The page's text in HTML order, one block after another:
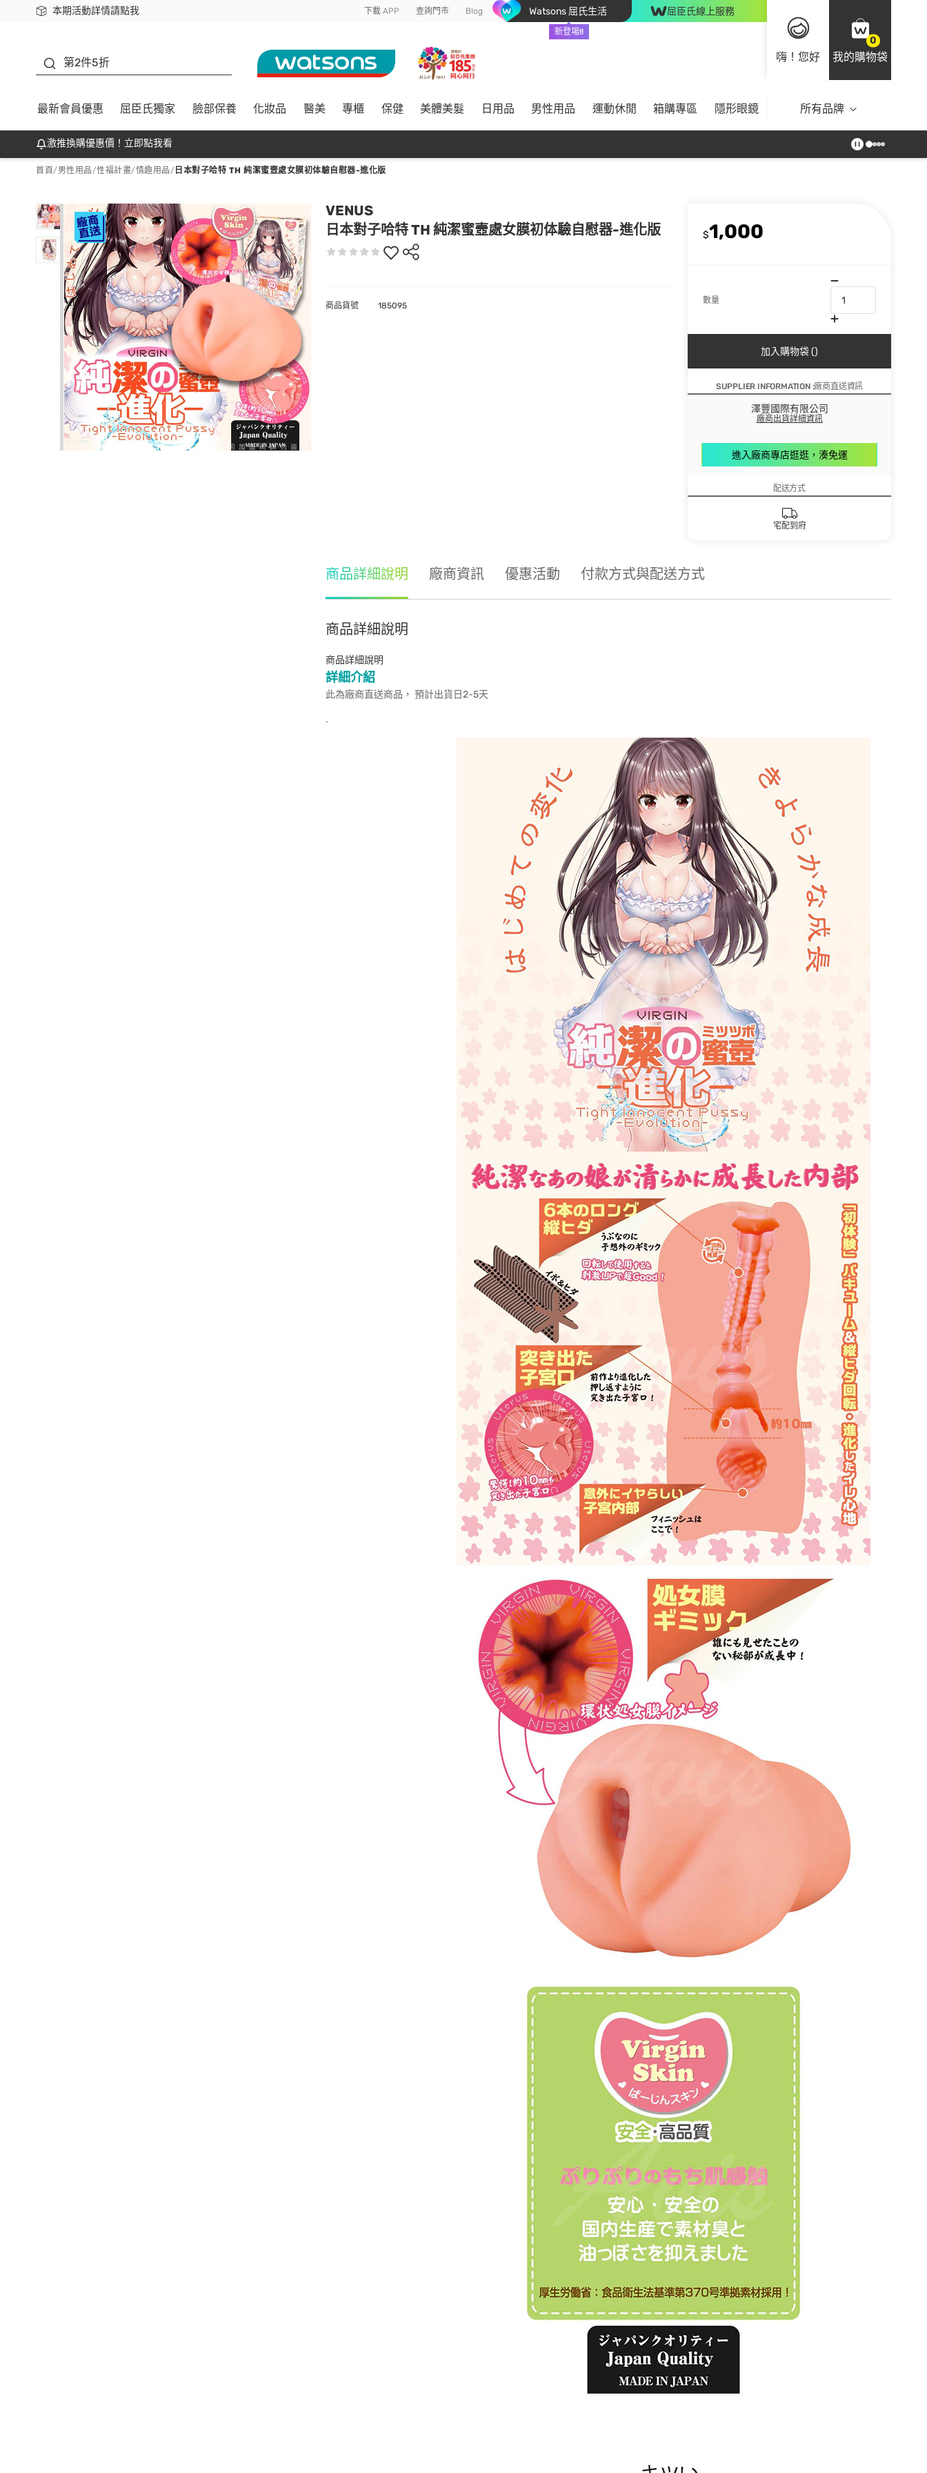
本期活動詳情請點我
下載app最高回饋$350 下載 APP 查詢門市 Blog Watsons 屈氏生活
新登場!!
屈臣氏線上服務
嗨！您好
0
我的購物袋
第2件5折
最新會員優惠 屈臣氏獨家 臉部保養 化妝品 醫美 專櫃 保健 美體美髮 日用品 男性用品 運動休閒 箱購專區 隱形眼鏡 所有品牌
激推換購優惠價！立即點我看
首頁/ 男性用品/性福計畫/情趣用品/ 日本對子哈特 TH 純潔蜜壼處女膜初体驗自慰器-進化版
VENUS
日本對子哈特 TH 純潔蜜壼處女膜初体驗自慰器-進化版
$1,000
數量
加入購物袋 ()
SUPPLIER INFORMATION :廠商直送資訊
澤豐國際有限公司
廠商出貨詳細資訊
進入廠商專店逛逛，湊免運
配送方式
宅配到府
商品貨號 185095
商品詳細說明 廠商資訊 優惠活動 付款方式與配送方式
商品詳細說明
商品詳細說明
詳細介紹
此為廠商直送商品， 預計出貨日2-5天
.